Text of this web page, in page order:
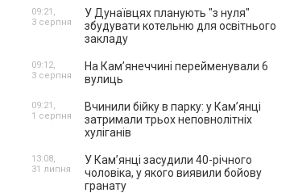
У Дунаївцях планують "з нуля"
збудувати котельню для освітнього
закладу
09:21,
3 серпня
На Камʼянеччині перейменували 6
вулиць
09:12,
3 серпня
Вчинили бійку в парку: у Кам’янці
затримали трьох неповнолітніх
хуліганів
09:21,
1 серпня
У Камʼянці засудили 40-річного
чоловіка, у якого виявили бойову
гранату
13:08,
31 липня